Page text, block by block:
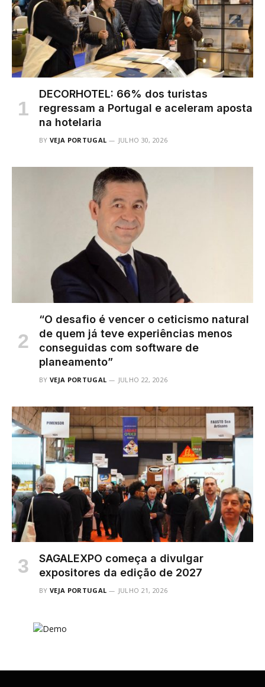
DECORHOTEL: 66% dos turistas
regressam a Portugal e aceleram aposta
na hotelaria
BY VEJA PORTUGAL JULHO 30, 2026
“O desafio é vencer o ceticismo natural
de quem já teve experiências menos
conseguidas com software de
planeamento”
BY VEJA PORTUGAL JULHO 22, 2026
SAGALEXPO começa a divulgar
expositores da edição de 2027
BY VEJA PORTUGAL JULHO 21, 2026